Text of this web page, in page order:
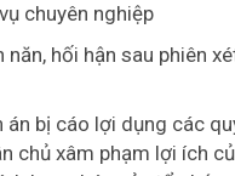
chuyên nghiệp
năn, hối hận sau phiên
án bị cáo lợi dụng các
chủ xâm phạm lợi ích